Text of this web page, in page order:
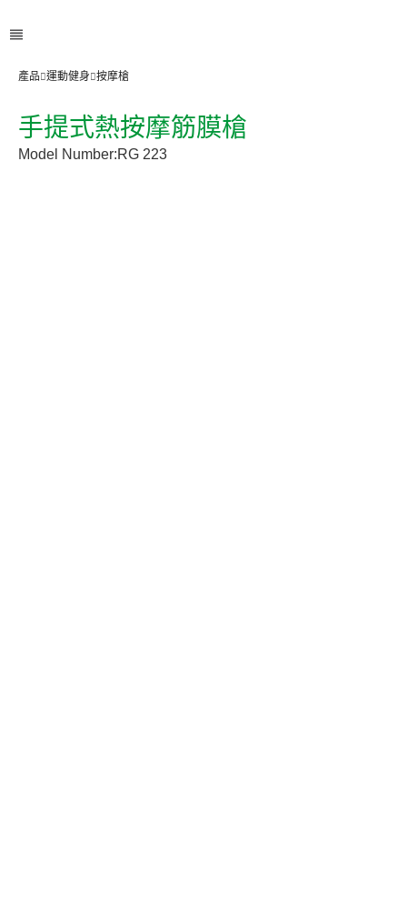
產品 運動健身 按摩槍
手提式熱按摩筋膜槍
Model Number:RG 223